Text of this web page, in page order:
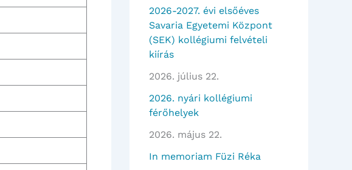
2026-2027. évi elsőéves
Savaria Egyetemi Központ
(SEK) kollégiumi felvételi
kiírás
2026. július 22.
2026. nyári kollégiumi
férőhelyek
2026. május 22.
In memoriam Füzi Réka